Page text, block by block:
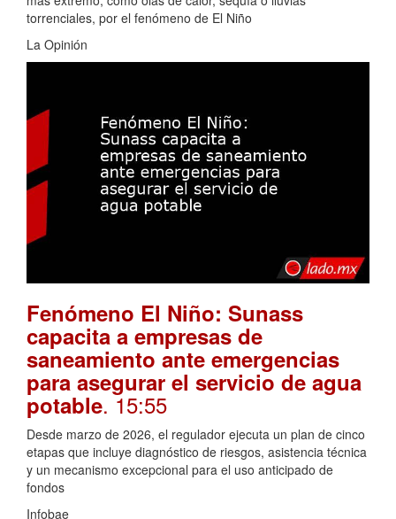
torrenciales, por el fenómeno de El Niño
La Opinión
Fenómeno El Niño: Sunass
capacita a empresas de
saneamiento ante emergencias
para asegurar el servicio de agua
potable. 15:55
Desde marzo de 2026, el regulador ejecuta un plan de cinco
etapas que incluye diagnóstico de riesgos, asistencia técnica
y un mecanismo excepcional para el uso anticipado de
fondos
Infobae